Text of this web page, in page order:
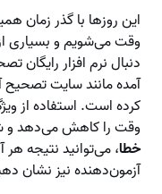
این روزها با گذر زمان
وقت می‌شویم و بسیاری
دنبال نرم افزار
آمده مانند سایت تصحیح
کرده است. استفاده از
وقت را کاهش می‌دهد و
خطا، می‌توانید نتیجه هر
آزمون‌دهنده نیز نشان